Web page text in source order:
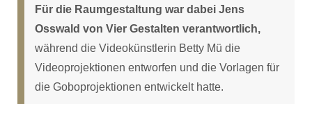
Für die Raumgestaltung war dabei Jens
Osswald von Vier Gestalten verantwortlich,
während die Videokünstlerin Betty Mü die
Videoprojektionen entworfen und die Vorlagen für
die Goboprojektionen entwickelt hatte.